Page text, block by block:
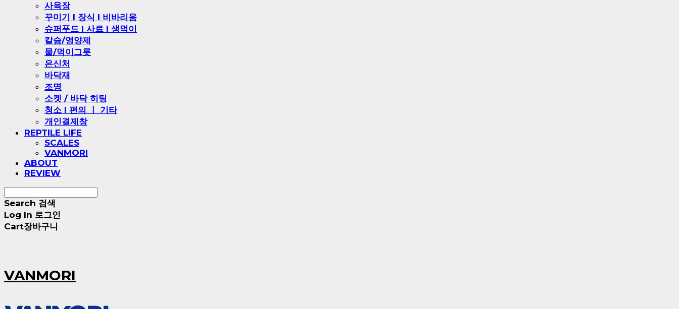
사육장
꾸미기 l 장식 l 비바리움
슈퍼푸드 l 사료 l 생먹이
칼슘/영양제
물/먹이그릇
은신처
바닥재
조명
소켓 / 바닥 히팅
청소 l 편의 ㅣ 기타
개인결제창
REPTILE LIFE
SCALES
VANMORI
ABOUT
REVIEW
Search 검색
Log In 로그인
Cart장바구니
VANMORI